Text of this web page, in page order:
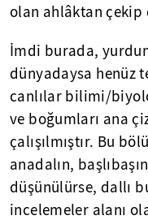
olan ahlâktan çekip
İmdi burada,
dünyadaysa henüz
canlılar bilimi/
ve boğumları ana
çalışılmıştır. Bu
anadalın,
düşünülürse, dallı
incelemeler alanı